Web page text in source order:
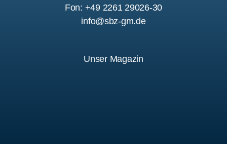
Fon: +49 2261 29026-30
info@sbz-gm.de
Unser Magazin